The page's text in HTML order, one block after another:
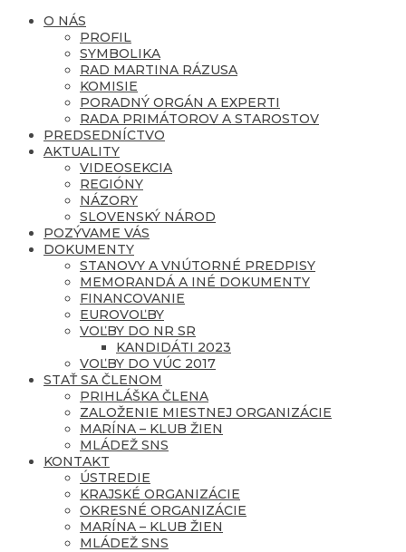
O NÁS
PROFIL
SYMBOLIKA
RAD MARTINA RÁZUSA
KOMISIE
PORADNÝ ORGÁN A EXPERTI
RADA PRIMÁTOROV A STAROSTOV
PREDSEDNÍCTVO
AKTUALITY
VIDEOSEKCIA
REGIÓNY
NÁZORY
SLOVENSKÝ NÁROD
POZÝVAME VÁS
DOKUMENTY
STANOVY A VNÚTORNÉ PREDPISY
MEMORANDÁ A INÉ DOKUMENTY
FINANCOVANIE
EUROVOĽBY
VOĽBY DO NR SR
KANDIDÁTI 2023
VOĽBY DO VÚC 2017
STAŤ SA ČLENOM
PRIHLÁŠKA ČLENA
ZALOŽENIE MIESTNEJ ORGANIZÁCIE
MARÍNA – KLUB ŽIEN
MLÁDEŽ SNS
KONTAKT
ÚSTREDIE
KRAJSKÉ ORGANIZÁCIE
OKRESNÉ ORGANIZÁCIE
MARÍNA – KLUB ŽIEN
MLÁDEŽ SNS